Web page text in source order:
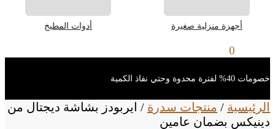
أجهزة منزلية صغيرة أدوات المطبخ
0
خصومات 40% لفترة محدوة وحتي نفاذ الكمية
الرئيسية / منتجات سدرة / ايربودز بشاشة ديجتال من
دينيكس بضمان عامين